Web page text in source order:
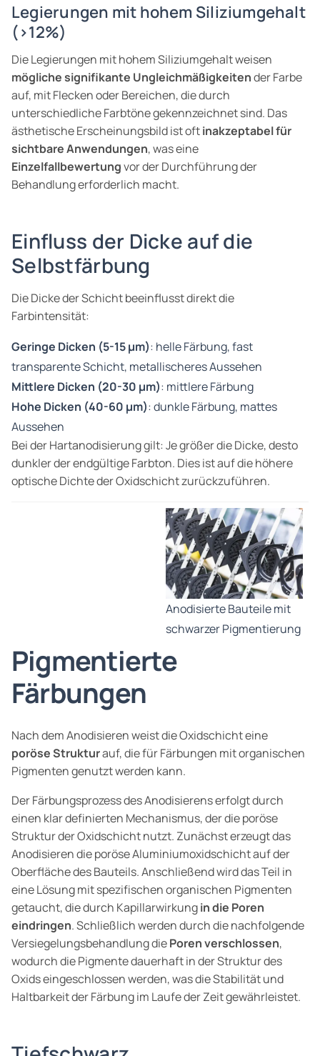
Legierungen mit hohem Siliziumgehalt
(>12%)
Die Legierungen mit hohem Siliziumgehalt weisen
mögliche signifikante Ungleichmäßigkeitender Farbe
auf, mit Flecken oder Bereichen, die durch
unterschiedliche Farbtöne gekennzeichnet sind. Das
ästhetische Erscheinungsbild ist oftinakzeptabel für
sichtbare Anwendungen, was eine
Einzelfallbewertungvor der Durchführung der
Behandlung erforderlich macht.
Einfluss der Dicke auf die
Selbstfärbung
Die Dicke der Schicht beeinflusst direkt die
Farbintensität:
Geringe Dicken (5-15 µm): helle Färbung, fast
transparente Schicht, metallischeres Aussehen
Mittlere Dicken (20-30 µm): mittlere Färbung
Hohe Dicken (40-60 µm): dunkle Färbung, mattes
Aussehen
Bei der Hartanodisierung gilt: Je größer die Dicke, desto
dunkler der endgültige Farbton. Dies ist auf die höhere
optische Dichte der Oxidschicht zurückzuführen.
Anodisierte Bauteile mit
schwarzer Pigmentierung
Pigmentierte
Färbungen
Nach dem Anodisieren weist die Oxidschicht eine
poröse Strukturauf, die für Färbungen mit organischen
Pigmenten genutzt werden kann.
Der Färbungsprozess des Anodisierens erfolgt durch
einen klar definierten Mechanismus, der die poröse
Struktur der Oxidschicht nutzt. Zunächst erzeugt das
Anodisieren die poröse Aluminiumoxidschicht auf der
Oberfläche des Bauteils. Anschließend wird das Teil in
eine Lösung mit spezifischen organischen Pigmenten
getaucht, die durch Kapillarwirkungin die Poren
eindringen. Schließlich werden durch die nachfolgende
Versiegelungsbehandlung diePoren verschlossen,
wodurch die Pigmente dauerhaft in der Struktur des
Oxids eingeschlossen werden, was die Stabilität und
Haltbarkeit der Färbung im Laufe der Zeit gewährleistet.